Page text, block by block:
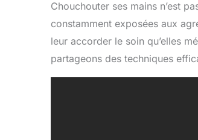
Chouchouter ses mains n’est
constamment exposées aux
leur accorder le soin qu’elles
partageons des techniques